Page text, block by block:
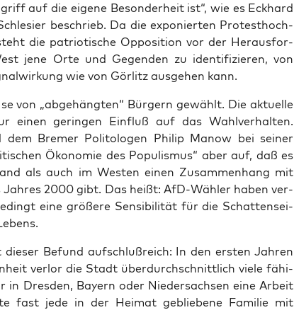
auf die eige­ne Beson­der­heit ist“, wie es Eck­hard
beschrieb. Da die expo­nier­ten Pro­test­hoch­
die patrio­ti­sche Oppo­si­ti­on vor der Her­aus­for­
jene Orte und Gegen­den zu iden­ti­fi­zie­ren, von
wie von Gör­litz aus­ge­hen kann.
von „abge­häng­ten“ Bür­gern gewählt. Die aktu­el­le
einen gerin­gen Ein­fluß auf das Wahl­ver­hal­ten.
dem Bre­mer Poli­to­lo­gen Phil­ip Manow bei sei­ner
Öko­no­mie des Popu­lis­mus“ aber auf, daß es
als auch im Wes­ten einen Zusam­men­hang mit
Jah­res 2000 gibt. Das heißt: AfD-Wäh­ler haben ver­
eine grö­ße­re Sen­si­bi­li­tät für die Schat­ten­sei­
Befund auf­schluß­reich: In den ers­ten Jah­ren
ver­lor die Stadt über­durch­schnitt­lich vie­le fähi­
in Dres­den, Bay­ern oder Nie­der­sach­sen eine Arbeit
fast jede in der Hei­mat geblie­be­ne Fami­lie mit